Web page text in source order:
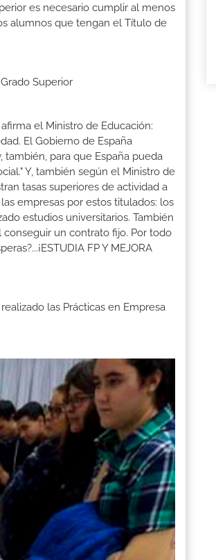
es necesario cumplir al menos
alumnos que tengan el Título de
Superior
el Ministro de Educación:
El Gobierno de España
para que España pueda
Y, también según el Ministro de
tasas superiores de actividad a
empresas por estos titulados: los
estudios universitarios. También
un contrato fijo. Por todo
FP Y MEJORA
las Prácticas en Empresa